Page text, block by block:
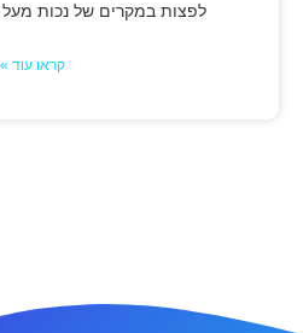
לפצות במקרים של נכות מעל 20% מהן ההשלכות
קראו עוד »